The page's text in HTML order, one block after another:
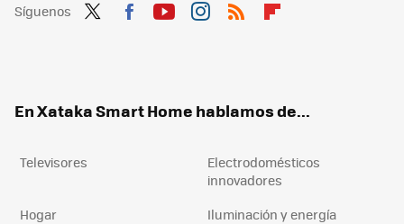
Síguenos
En Xataka Smart Home hablamos de...
Televisores
Electrodomésticos
innovadores
Hogar
Iluminación y energía